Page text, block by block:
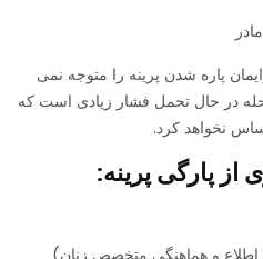
پاره شدن پرینه را متوجه نمی
در حال تحمل فشار زیادی است که
نخواهد کرد.
پارگی پرینه: